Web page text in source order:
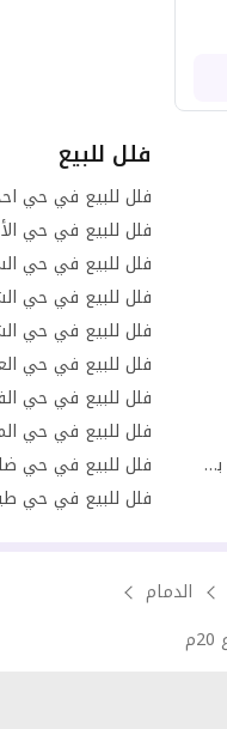
عقارات للبيع في حي ضاحية الملك فهد بالدمام
فلل للبيع
فلل للبيع في حي
فلل للبيع في حي
فلل للبيع في حي
فلل للبيع في حي
فلل للبيع في حي
فلل للبيع في حي
فلل للبيع في حي
فلل للبيع في حي
فلل للبيع في حي
الدمام